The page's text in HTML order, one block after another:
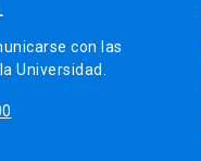
con las
Universidad.